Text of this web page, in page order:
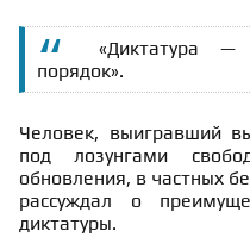
«Диктатура —
порядок».
Человек, выигравший
под лозунгами
обновления, в частных
рассуждал о
диктатуры.